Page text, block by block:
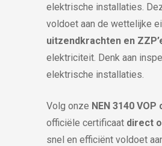
elektrische installaties.
voldoet aan de wettelijke
uitzendkrachten en
elektriciteit. Denk aan
elektrische installaties.
Volg onze NEN 3140 VOP
officiële certificaat direct
snel en efficiënt voldoet